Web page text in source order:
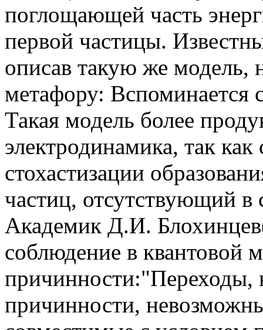
поглощающей часть
первой частицы.
описав такую же модель,
метафору: Вспоминается
Такая модель более
электродинамика, так
стохастизации
частиц, отсутствующий в
Академик Д.И.
соблюдение в квантовой
причинности:"Переходы,
причинности,